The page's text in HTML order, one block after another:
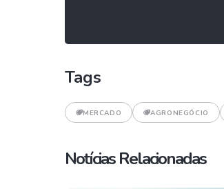
Tags
MERCADO AGRONEGÓCIO
Notícias Relacionadas